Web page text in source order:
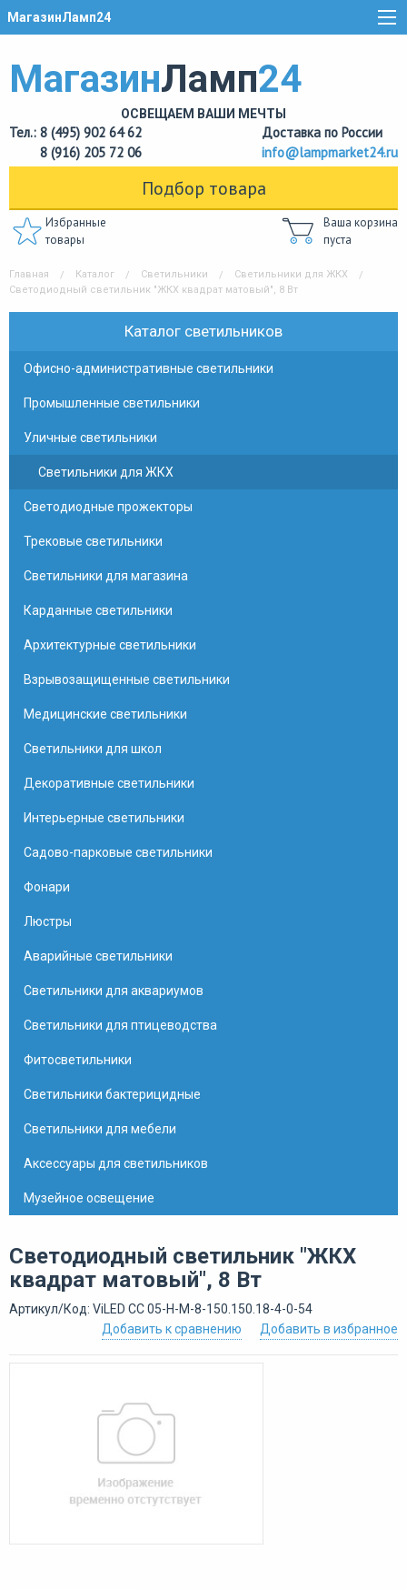
МагазинЛамп24
МагазинЛамп24
ОСВЕЩАЕМ ВАШИ МЕЧТЫ
Тел.: 8 (495) 902 64 62
8 (916) 205 72 06
Доставка по России
info@lampmarket24.ru
Подбор товара
Избранные
товары
Ваша корзина
пуста
Главная Каталог Светильники
Светильники для ЖКХ
Светодиодный светильник "ЖКХ квадрат матовый", 8 Вт
Каталог светильников
Офисно-административные светильники
Промышленные светильники
Уличные светильники
Светильники для ЖКХ
Светодиодные прожекторы
Трековые светильники
Светильники для магазина
Карданные светильники
Архитектурные светильники
Взрывозащищенные светильники
Медицинские светильники
Светильники для школ
Декоративные светильники
Интерьерные светильники
Садово-парковые светильники
Фонари
Люстры
Аварийные светильники
Светильники для аквариумов
Светильники для птицеводства
Фитосветильники
Светильники бактерицидные
Светильники для мебели
Аксессуары для светильников
Музейное освещение
Светодиодный светильник "ЖКХ
квадрат матовый", 8 Вт
Артикул/Код: ViLED СС 05-Н-М-8-150.150.18-4-0-54
Добавить в избранное
Добавить к сравнению